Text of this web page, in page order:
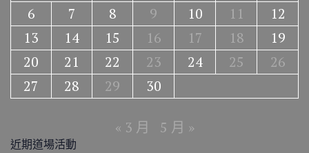
6
7 8 9 10 11
12
13
14 15 16 17 18
19
20
21 22 23 24 25
26
27
28 29 30
« 3 月 5 月 »
近期道場活動